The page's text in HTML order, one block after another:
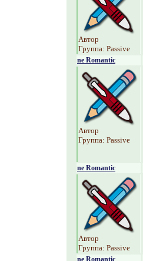
Автор
Группа: Passive
ne Romantic
Автор
Группа: Passive
ne Romantic
Автор
Группа: Passive
ne Romantic